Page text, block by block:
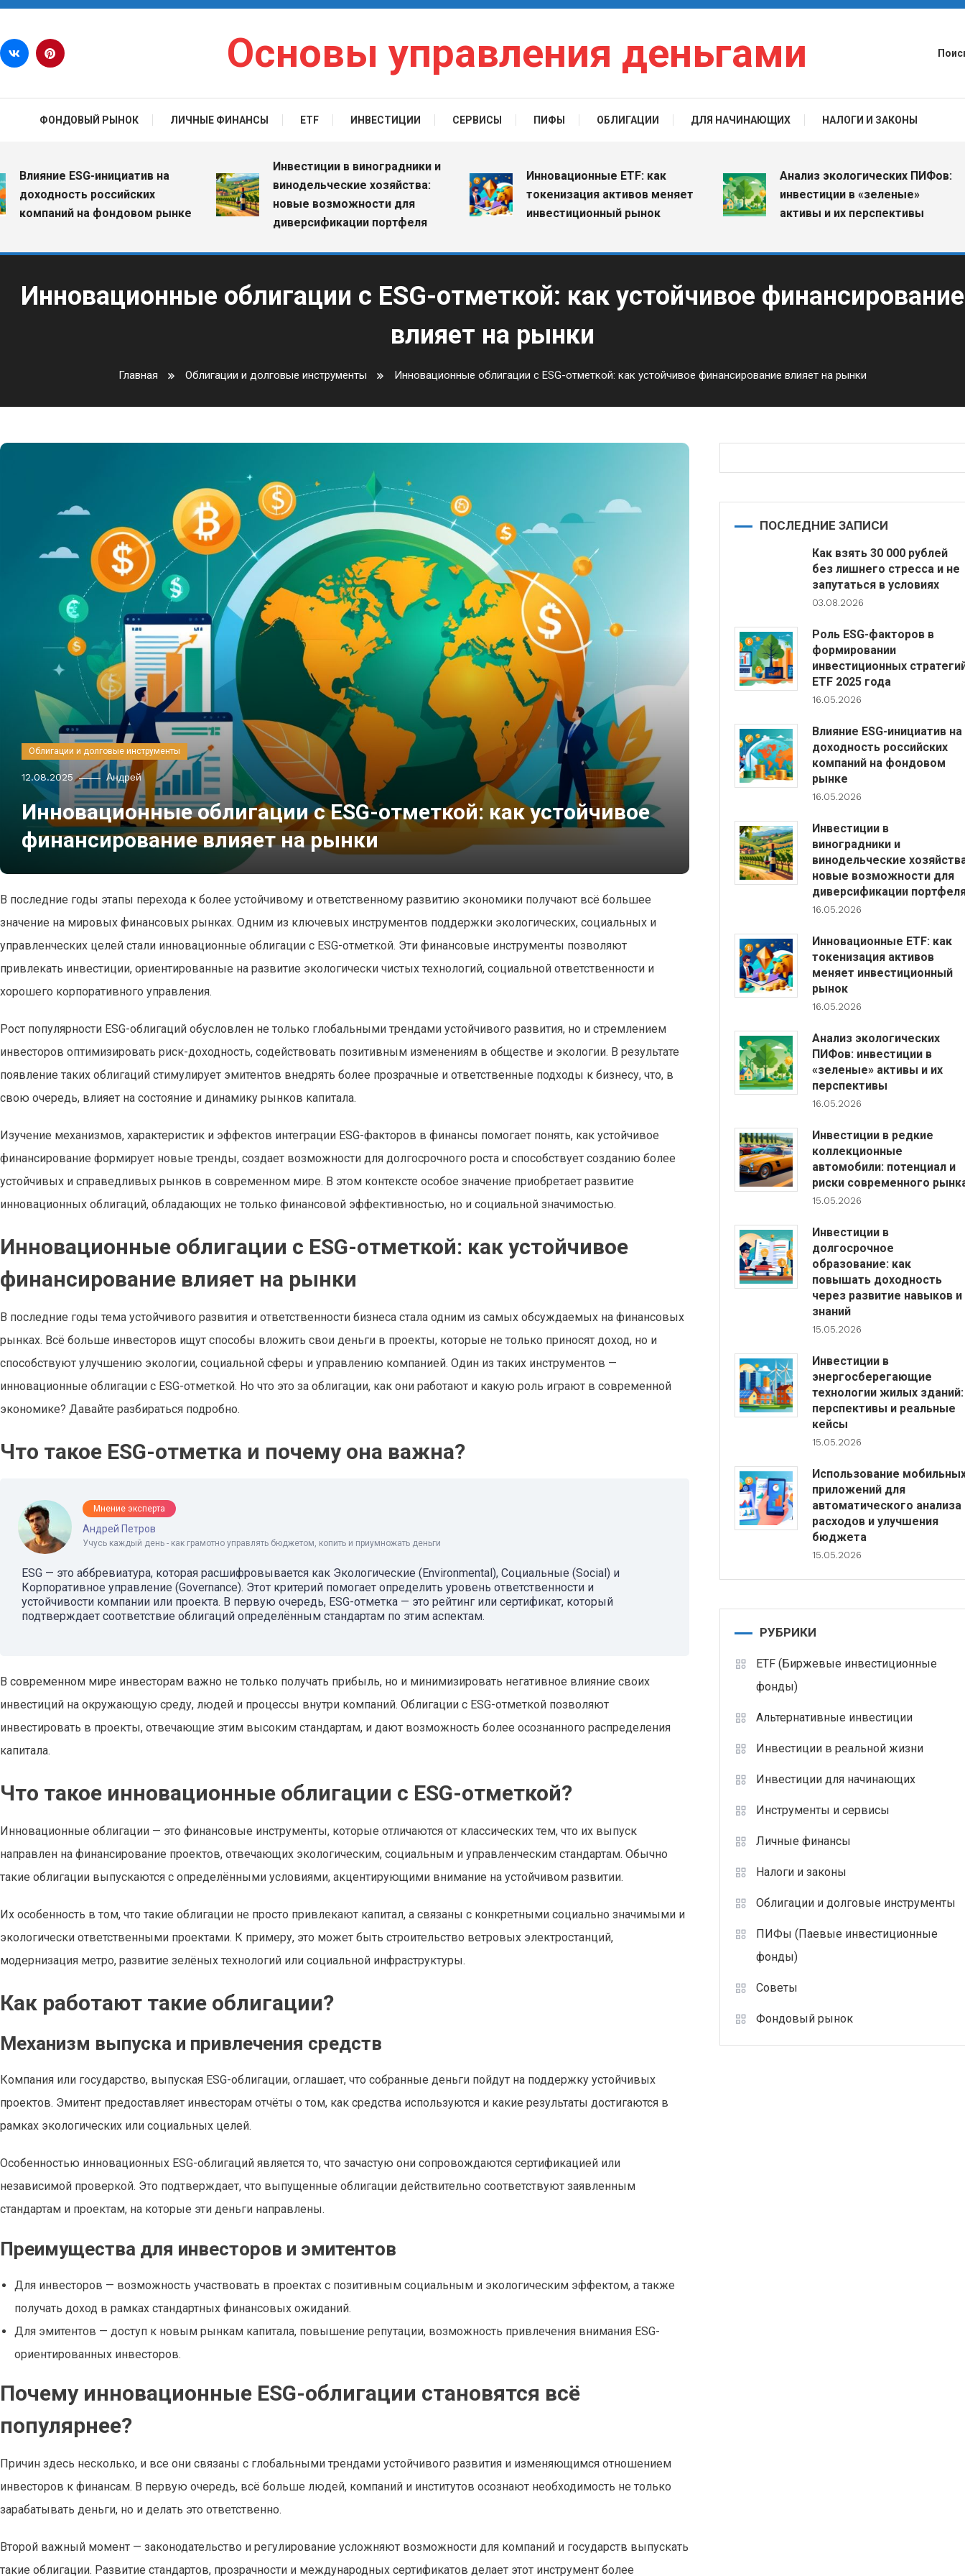
Перейти к содержимому
Основы управления деньгами
ФОНДОВЫЙ РЫНОК ЛИЧНЫЕ ФИНАНСЫ ETF ИНВЕСТИЦИИ СЕРВИСЫ ПИФЫ ОБЛИГАЦИИ ДЛЯ НАЧИНАЮЩИХ НАЛОГИ И ЗАКОНЫ
ESG-инициатив на
российских
на фондовом рынке
Инвестиции в виноградники и
винодельческие хозяйства:
новые возможности для
диверсификации портфеля
Инновационные ETF: как
токенизация активов меняет
инвестиционный рынок
Анализ экологических ПИФов:
инвестиции в «зеленые»
активы и их перспективы
Инновационные облигации с ESG-отметкой: как устойчивое финансирование
влияет на рынки
Главная Облигации и долговые инструменты Инновационные облигации с ESG-отметкой: как устойчивое финансирование влияет на рынки
Облигации и долговые инструменты
12.08.2025 Андрей
Инновационные облигации с ESG-отметкой: как устойчивое
финансирование влияет на рынки
В последние годы этапы перехода к более устойчивому и ответственному развитию экономики получают всё большее
значение на мировых финансовых рынках. Одним из ключевых инструментов поддержки экологических, социальных и
управленческих целей стали инновационные облигации с ESG-отметкой. Эти финансовые инструменты позволяют
привлекать инвестиции, ориентированные на развитие экологически чистых технологий, социальной ответственности и
хорошего корпоративного управления.
Рост популярности ESG-облигаций обусловлен не только глобальными трендами устойчивого развития, но и стремлением
инвесторов оптимизировать риск-доходность, содействовать позитивным изменениям в обществе и экологии. В результате
появление таких облигаций стимулирует эмитентов внедрять более прозрачные и ответственные подходы к бизнесу, что, в
свою очередь, влияет на состояние и динамику рынков капитала.
Изучение механизмов, характеристик и эффектов интеграции ESG-факторов в финансы помогает понять, как устойчивое
финансирование формирует новые тренды, создает возможности для долгосрочного роста и способствует созданию более
устойчивых и справедливых рынков в современном мире. В этом контексте особое значение приобретает развитие
инновационных облигаций, обладающих не только финансовой эффективностью, но и социальной значимостью.
Инновационные облигации с ESG-отметкой: как устойчивое
финансирование влияет на рынки
В последние годы тема устойчивого развития и ответственности бизнеса стала одним из самых обсуждаемых на финансовых
рынках. Всё больше инвесторов ищут способы вложить свои деньги в проекты, которые не только приносят доход, но и
способствуют улучшению экологии, социальной сферы и управлению компанией. Один из таких инструментов —
инновационные облигации с ESG-отметкой. Но что это за облигации, как они работают и какую роль играют в современной
экономике? Давайте разбираться подробно.
Что такое ESG-отметка и почему она важна?
Мнение эксперта
Андрей Петров
Учусь каждый день - как грамотно управлять бюджетом, копить и приумножать деньги
ESG — это аббревиатура, которая расшифровывается как Экологические (Environmental), Социальные (Social) и
Корпоративное управление (Governance). Этот критерий помогает определить уровень ответственности и
устойчивости компании или проекта. В первую очередь, ESG-отметка — это рейтинг или сертификат, который
подтверждает соответствие облигаций определённым стандартам по этим аспектам.
В современном мире инвесторам важно не только получать прибыль, но и минимизировать негативное влияние своих
инвестиций на окружающую среду, людей и процессы внутри компаний. Облигации с ESG-отметкой позволяют
инвестировать в проекты, отвечающие этим высоким стандартам, и дают возможность более осознанного распределения
капитала.
Что такое инновационные облигации с ESG-отметкой?
Инновационные облигации — это финансовые инструменты, которые отличаются от классических тем, что их выпуск
направлен на финансирование проектов, отвечающих экологическим, социальным и управленческим стандартам. Обычно
такие облигации выпускаются с определёнными условиями, акцентирующими внимание на устойчивом развитии.
Их особенность в том, что такие облигации не просто привлекают капитал, а связаны с конкретными социально значимыми и
экологически ответственными проектами. К примеру, это может быть строительство ветровых электростанций,
модернизация метро, развитие зелёных технологий или социальной инфраструктуры.
Как работают такие облигации?
Механизм выпуска и привлечения средств
Компания или государство, выпуская ESG-облигации, оглашает, что собранные деньги пойдут на поддержку устойчивых
проектов. Эмитент предоставляет инвесторам отчёты о том, как средства используются и какие результаты достигаются в
рамках экологических или социальных целей.
Особенностью инновационных ESG-облигаций является то, что зачастую они сопровождаются сертификацией или
независимой проверкой. Это подтверждает, что выпущенные облигации действительно соответствуют заявленным
стандартам и проектам, на которые эти деньги направлены.
Преимущества для инвесторов и эмитентов
Для инвесторов — возможность участвовать в проектах с позитивным социальным и экологическим эффектом, а также
получать доход в рамках стандартных финансовых ожиданий.
Для эмитентов — доступ к новым рынкам капитала, повышение репутации, возможность привлечения внимания ESG-
ориентированных инвесторов.
Почему инновационные ESG-облигации становятся всё
популярнее?
Причин здесь несколько, и все они связаны с глобальными трендами устойчивого развития и изменяющимся отношением
инвесторов к финансам. В первую очередь, всё больше людей, компаний и институтов осознают необходимость не только
зарабатывать деньги, но и делать это ответственно.
Второй важный момент — законодательство и регулирование усложняют возможности для компаний и государств выпускать
такие облигации. Развитие стандартов, прозрачности и международных сертификатов делает этот инструмент более
ПОСЛЕДНИЕ ЗАПИСИ
Как взять 30 000 рублей
без лишнего стресса и не
запутаться в условиях
03.08.2026
Роль ESG-факторов в
формировании
инвестиционных
ETF 2025 года
16.05.2026
Влияние ESG-инициатив на
доходность российских
компаний на фондовом
рынке
16.05.2026
Инвестиции в
виноградники и
винодельческие
новые возможности для
диверсификации
16.05.2026
Инновационные ETF: как
токенизация активов
меняет инвестиционный
рынок
16.05.2026
Анализ экологических
ПИФов: инвестиции в
«зеленые» активы и их
перспективы
16.05.2026
Инвестиции в редкие
коллекционные
автомобили: потенциал и
риски современного
15.05.2026
Инвестиции в
долгосрочное
образование: как
повышать доходность
через развитие навыков и
знаний
15.05.2026
Инвестиции в
энергосберегающие
технологии жилых зданий:
перспективы и реальные
кейсы
15.05.2026
Использование
приложений для
автоматического анализа
расходов и улучшения
бюджета
15.05.2026
РУБРИКИ
ETF (Биржевые инвестиционные
фонды)
Альтернативные инвестиции
Инвестиции в реальной жизни
Инвестиции для начинающих
Инструменты и сервисы
Личные финансы
Налоги и законы
Облигации и долговые инструменты
ПИФы (Паевые инвестиционные
фонды)
Советы
Фондовый рынок